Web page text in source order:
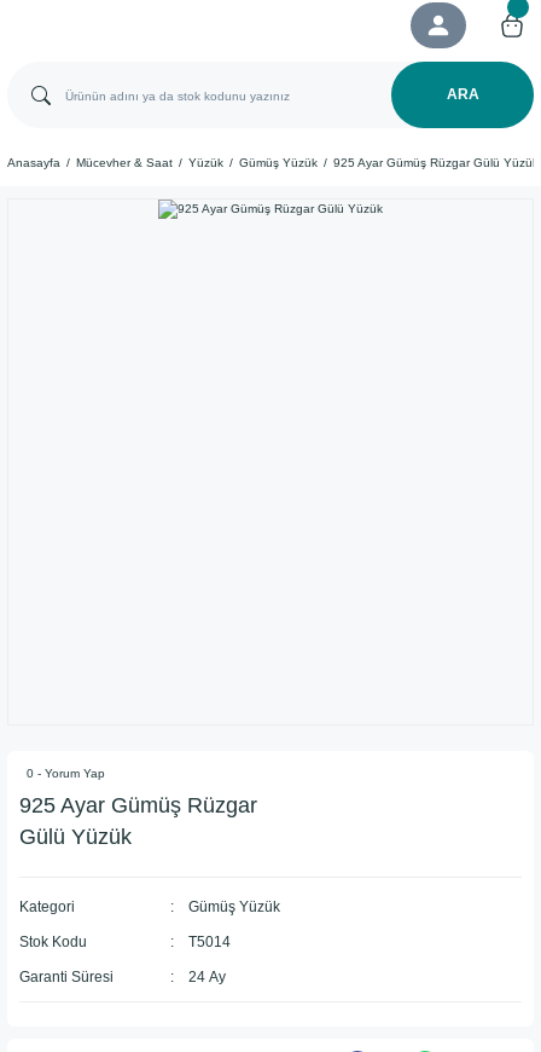
ARA
Anasayfa Mücevher & Saat Yüzük Gümüş Yüzük 925 Ayar ​Gümüş Rüzgar Gülü Yüzük
0 - Yorum Yap
925 Ayar ​Gümüş Rüzgar
Gülü Yüzük
Kategori Gümüş Yüzük
Stok Kodu T5014
Garanti Süresi 24 Ay